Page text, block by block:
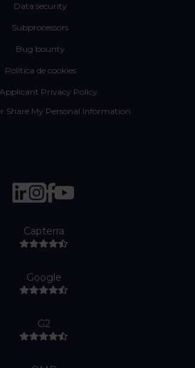
Data security
Subprocessors
Bug bounty
Política de cookies
Privacy Policy
Share My Personal Information
Capterra
Google
G2